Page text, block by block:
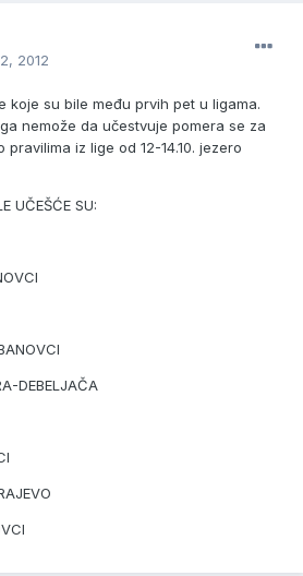
2012
koje su bile među prvih pet u ligama.
nemože da učestvuje pomera se za
iz lige od 12-14.10. jezero
UČEŠĆE SU:
DEBELJAČA